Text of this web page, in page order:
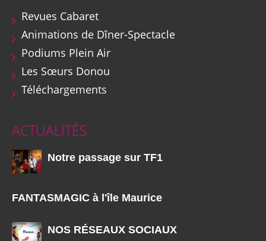
Revues Cabaret
Animations de Dîner-Spectacle
Podiums Plein Air
Les Sœurs Donou
Téléchargements
ACTUALITÉS
Notre passage sur TF1
FANTASMAGIC à l'île Maurice
NOS RÉSEAUX SOCIAUX